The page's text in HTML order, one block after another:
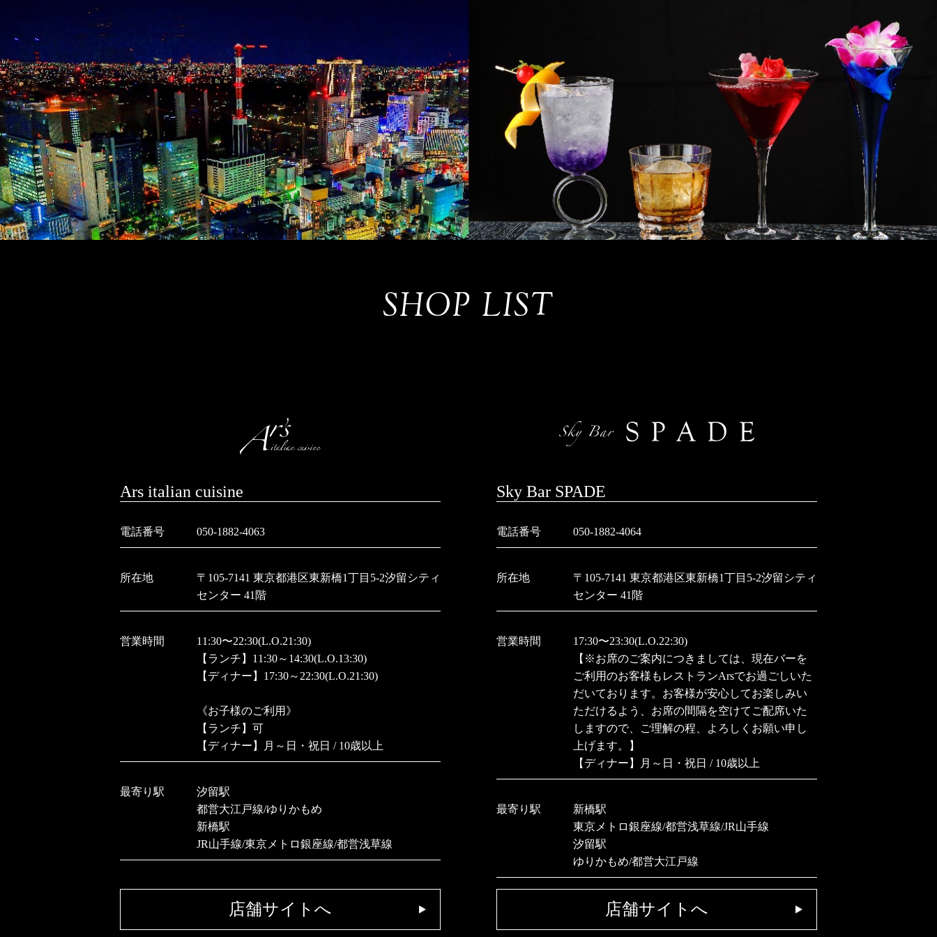
SHOP LIST
Ars italian cuisine
電話番号 050-1882-4063
所在地
〒105-7141 東京都港区東新橋1丁目5-2汐留シティ
センター 41階
営業時間
11:30〜22:30(L.O.21:30)
【ランチ】11:30～14:30(L.O.13:30)
【ディナー】17:30～22:30(L.O.21:30)
《お子様のご利用》
【ランチ】可
【ディナー】月～日・祝日 / 10歳以上
最寄り駅
汐留駅
都営大江戸線/ゆりかもめ
新橋駅
JR山手線/東京メトロ銀座線/都営浅草線
店舗サイトへ
Sky Bar SPADE
電話番号 050-1882-4064
所在地
〒105-7141 東京都港区東新橋1丁目5-2汐留シティ
センター 41階
営業時間
17:30〜23:30(L.O.22:30)
【※お席のご案内につきましては、現在バーを
ご利用のお客様もレストランArsでお過ごしいた
だいております。お客様が安心してお楽しみい
ただけるよう、お席の間隔を空けてご配席いた
しますので、ご理解の程、よろしくお願い申し
上げます。】
【ディナー】月～日・祝日 / 10歳以上
最寄り駅
新橋駅
東京メトロ銀座線/都営浅草線/JR山手線
汐留駅
ゆりかもめ/都営大江戸線
店舗サイトへ